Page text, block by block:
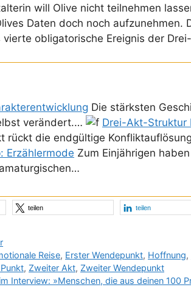
will Olive nicht teilnehmen
Daten doch noch aufzunehmen.
obligatorische Ereignis der
Die stärksten
verändert.…
Drei-Akt-Struktur
rückt die endgültige
Erzählermode Zum Einjährigen
teilen teilen
Reise, Erster Wendepunkt, Hoffnung,
, Zweiter Akt, Zweiter Wendepunkt
Interview: »Menschen, die aus deinen 100